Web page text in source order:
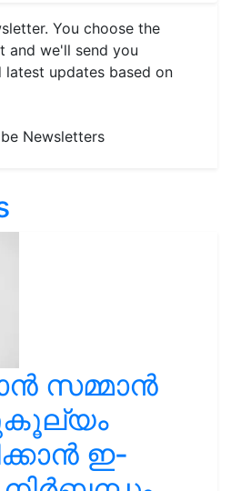
You choose the
and we'll send you
latest updates based on
Newsletters
സമ്മാൻ
ഇ-